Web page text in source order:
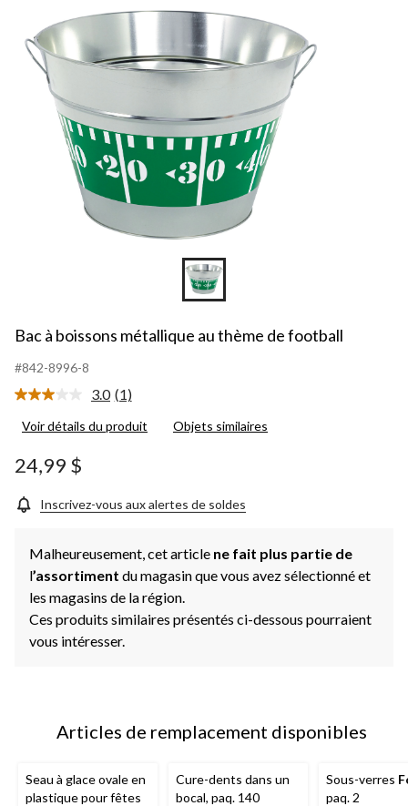
Bac à boissons métallique au thème de football
#842-8996-8
3.0 Lire
commentaire.
page.
(1)
Voir détails du produit Objets similaires
24,99 $
Inscrivez-vous aux alertes de soldes
Malheureusement, cet article ne fait plus partie de
l’assortiment du magasin que vous avez sélectionné et
les magasins de la région.
Ces produits similaires présentés ci-dessous pourraient
vous intéresser.
Articles de remplacement disponibles
Seau à glace ovale en
plastique pour fêtes
Cure-dents dans un
bocal, paq. 140
Sous-verres
paq. 2